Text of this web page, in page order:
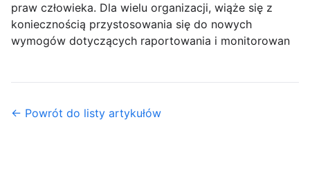
praw człowieka. Dla wielu organizacji, wiąże się z
koniecznością przystosowania się do nowych
wymogów dotyczących raportowania i monitorowan
← Powrót do listy artykułów